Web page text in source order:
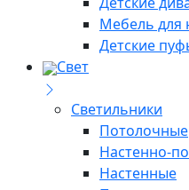
Мебель для
Детские
Свет
Светильники
Потолочные
Настенно-
Настенные